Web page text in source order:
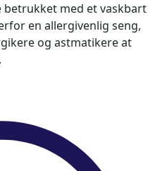
betrukket med et vaskbart
en allergivenlig seng,
og astmatikere at